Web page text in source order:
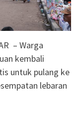
– Warga
kembali
untuk pulang ke
lebaran